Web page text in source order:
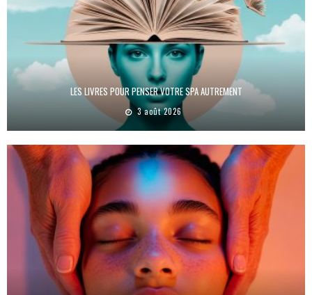
LES LIVRES POUR PENSER VOTRE SPA AUTREMENT
3 août 2026